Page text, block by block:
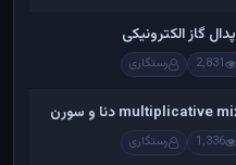
گاز الکترونیکی
2,831 رستگاری
1,336 رستگاری